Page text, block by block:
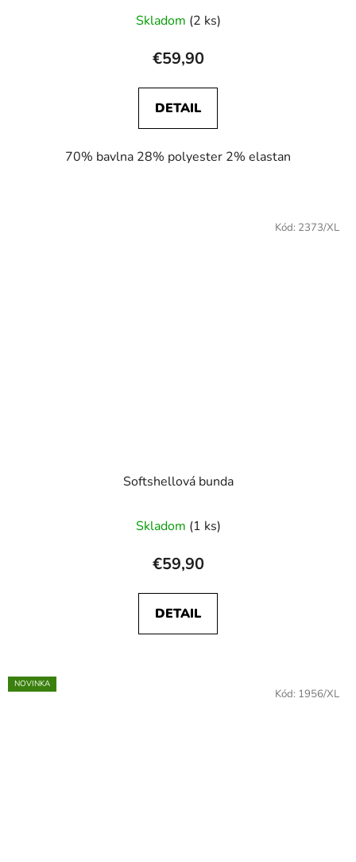
Skladom (2 ks)
€59,90
DETAIL
70% bavlna 28% polyester 2% elastan
Softshellová bunda
Skladom (1 ks)
€59,90
DETAIL
Kód: 2373/XL
NOVINKA
Kód: 1956/XL